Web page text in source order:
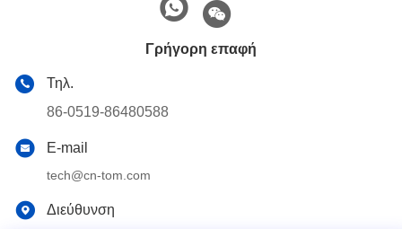
Γρήγορη επαφή
Τηλ.
86-0519-86480588
E-mail
tech@cn-tom.com
Διεύθυνση